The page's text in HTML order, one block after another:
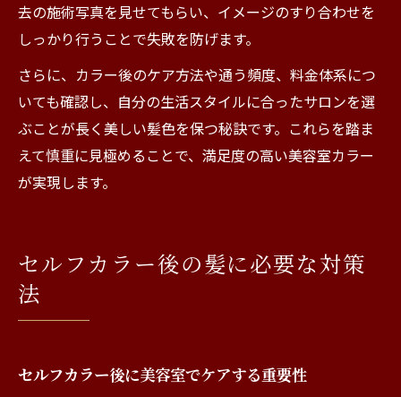
去の施術写真を見せてもらい、イメージのすり合わせを
しっかり行うことで失敗を防げます。
さらに、カラー後のケア方法や通う頻度、料金体系につ
いても確認し、自分の生活スタイルに合ったサロンを選
ぶことが長く美しい髪色を保つ秘訣です。これらを踏ま
えて慎重に見極めることで、満足度の高い美容室カラー
が実現します。
セルフカラー後の髪に必要な対策
法
セルフカラー後に美容室でケアする重要性